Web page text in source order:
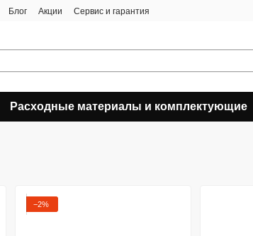
Блог Акции Сервис и гарантия
Расходные материалы и комплектующие
−2%